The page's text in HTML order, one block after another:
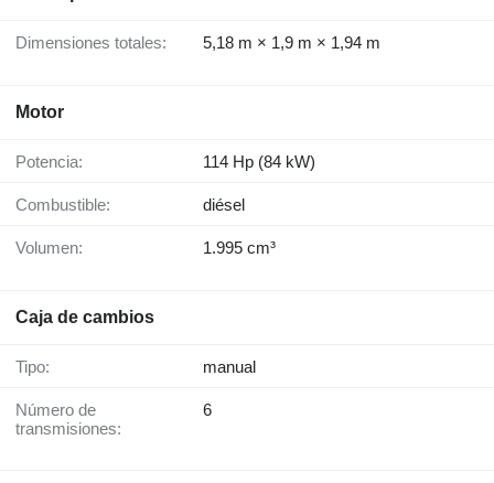
Dimensiones totales: 5,18 m × 1,9 m × 1,94 m
Motor
Potencia: 114 Hp (84 kW)
Combustible: diésel
Volumen: 1.995 cm³
Caja de cambios
Tipo: manual
Número de
transmisiones:
6